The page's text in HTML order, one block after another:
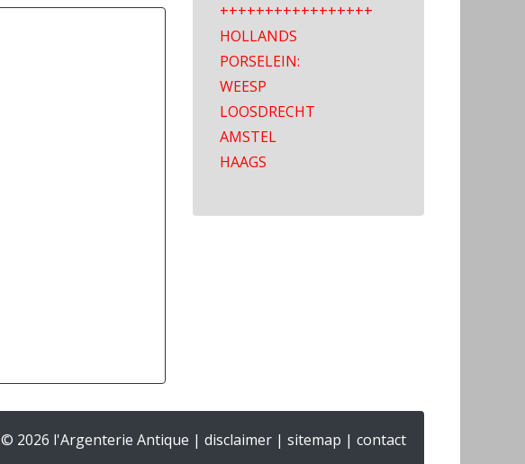
+++++++++++++++++
HOLLANDS
PORSELEIN:
WEESP
LOOSDRECHT
AMSTEL
HAAGS
© 2026 l'Argenterie Antique | disclaimer | sitemap | contact